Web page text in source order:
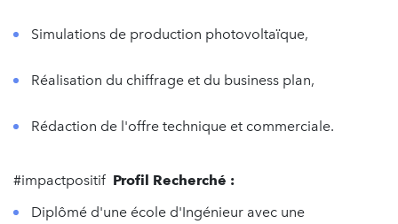
Simulations de production photovoltaïque,
Réalisation du chiffrage et du business plan,
Rédaction de l'offre technique et commerciale.
#impactpositif Profil Recherché :
Diplômé d'une école d'Ingénieur avec une